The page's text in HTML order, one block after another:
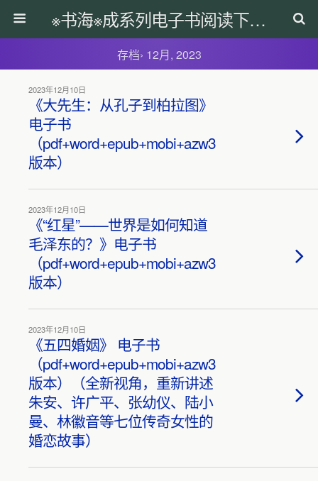
※书海※成系列电子书阅读下载网
存档› 12月, 2023
2023年12月10日
《大先生：从孔子到柏拉图》
电子书
（pdf+word+epub+mobi+azw3
版本）
2023年12月10日
《“红星”——世界是如何知道
毛泽东的？》电子书
（pdf+word+epub+mobi+azw3
版本）
2023年12月10日
《五四婚姻》 电子书
（pdf+word+epub+mobi+azw3
版本）（全新视角，重新讲述
朱安、许广平、张幼仪、陆小
曼、林徽音等七位传奇女性的
婚恋故事）